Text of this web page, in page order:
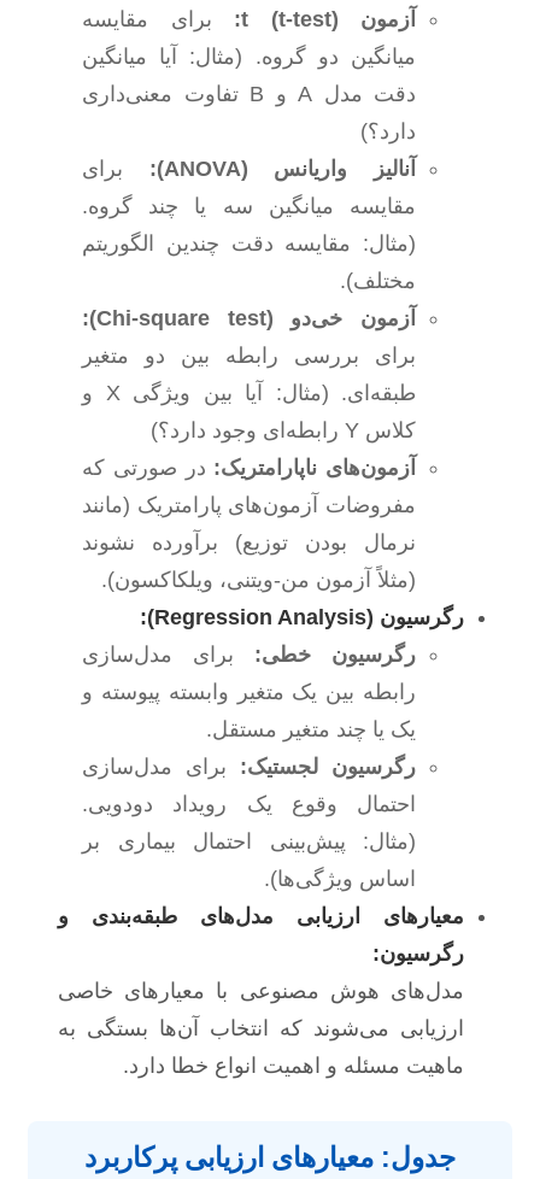
آزمون t (t-test):
برای مقایسه
میانگین دو گروه. (مثال: آیا میانگین
دقت مدل A و B تفاوت معنی‌داری
دارد؟)
آنالیز واریانس (ANOVA):
برای
مقایسه میانگین سه یا چند گروه.
(مثال: مقایسه دقت چندین الگوریتم
مختلف).
آزمون خی‌دو (Chi-square test):
برای بررسی رابطه بین دو متغیر
طبقه‌ای. (مثال: آیا بین ویژگی X و
کلاس Y رابطه‌ای وجود دارد؟)
آزمون‌های ناپارامتریک: در صورتی که
مفروضات آزمون‌های پارامتریک (مانند
نرمال بودن توزیع) برآورده نشوند
(مثلاً آزمون من-ویتنی، ویلکاکسون).
رگرسیون (Regression Analysis):
رگرسیون خطی: برای مدل‌سازی
رابطه بین یک متغیر وابسته پیوسته و
یک یا چند متغیر مستقل.
رگرسیون لجستیک: برای مدل‌سازی
احتمال وقوع یک رویداد دودویی.
(مثال: پیش‌بینی احتمال بیماری بر
اساس ویژگی‌ها).
معیارهای ارزیابی مدل‌های طبقه‌بندی و
رگرسیون:
مدل‌های هوش مصنوعی با معیارهای خاصی
ارزیابی می‌شوند که انتخاب آن‌ها بستگی به
ماهیت مسئله و اهمیت انواع خطا دارد.
جدول: معیارهای ارزیابی پرکاربرد